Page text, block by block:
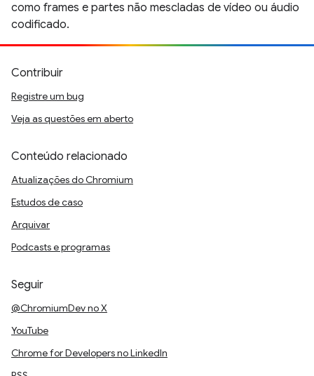
como frames e partes não mescladas de vídeo ou áudio
codificado.
Contribuir
Registre um bug
Veja as questões em aberto
Conteúdo relacionado
Atualizações do Chromium
Estudos de caso
Arquivar
Podcasts e programas
Seguir
@ChromiumDev no X
YouTube
Chrome for Developers no LinkedIn